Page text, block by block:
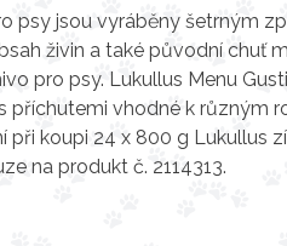
psy jsou vyráběny šetrným
živin a také původní chuť
pro psy. Lukullus Menu
příchutemi vhodné k různým
při koupi 24 x 800 g Lukullus
na produkt č. 2114313.